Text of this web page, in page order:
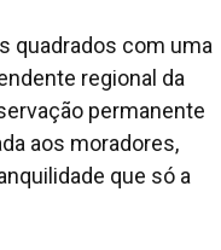
quadrados com uma
regional da
permanente
aos moradores,
que só a